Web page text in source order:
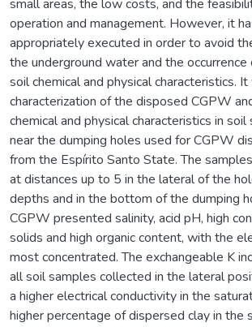
small areas, the low costs, and the
operation and management. However, it
appropriately executed in order to avoid
the underground water and the occurrence
soil chemical and physical characteristics.
characterization of the disposed CGPW
chemical and physical characteristics in
near the dumping holes used for CGPW
from the Espírito Santo State. The
at distances up to 5 in the lateral of the
depths and in the bottom of the dumping
CGPW presented salinity, acid pH, high
solids and high organic content, with the
most concentrated. The exchangeable K
all soil samples collected in the lateral
a higher electrical conductivity in the
higher percentage of dispersed clay in the